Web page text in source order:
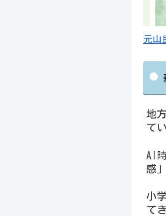
元山
地
て
AI
感
小
て